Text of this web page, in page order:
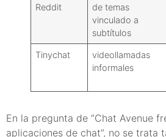
Reddit
de temas
vinculado a
subtítulos
Tinychat
videollamadas
informales
En la pregunta de “Chat Avenue
aplicaciones de chat”, no se trata